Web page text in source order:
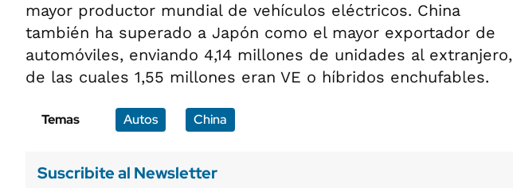
mayor productor mundial de vehículos eléctricos. China
también ha superado a Japón como el mayor exportador de
automóviles, enviando 4,14 millones de unidades al extranjero,
de las cuales 1,55 millones eran VE o híbridos enchufables.
Temas Autos China
Suscribite al Newsletter